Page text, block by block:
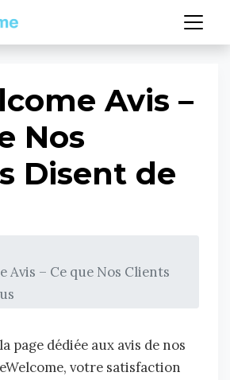
Avis –
Nos
Disent de
Avis – Ce que Nos Clients
page dédiée aux avis de nos
votre satisfaction